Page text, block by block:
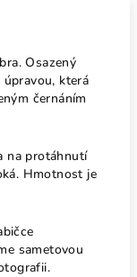
Osazený
která
černáním
na protáhnutí
Hmotnost je
sametovou